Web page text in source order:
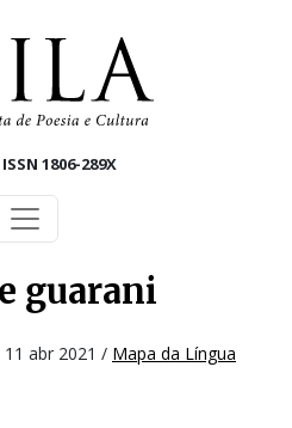
1806-289X
guarani
11 abr 2021 / Mapa da Língua